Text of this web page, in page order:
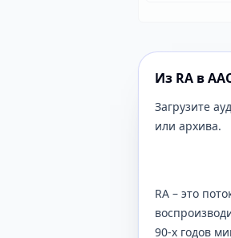
Из RA в
Загрузите
или архива.
RA – это
90-х годов